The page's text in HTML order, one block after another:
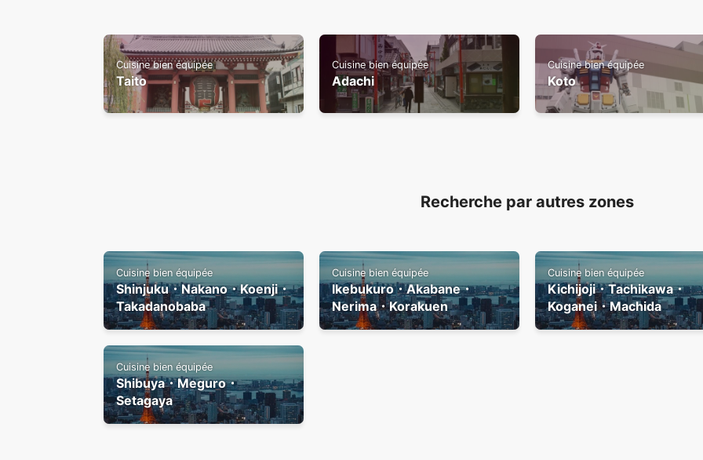
Cuisine bien équipée
Taito
Cuisine bien équipée
Adachi
Cuisine bien équipée
Koto
Recherche par autres zones
Cuisine bien équipée
Shinjuku・Nakano・Koenji・
Takadanobaba
Cuisine bien équipée
Ikebukuro・Akabane・
Nerima・Korakuen
Cuisine bien équipée
Kichijoji・Tachikawa・
Koganei・Machida
Cuisine bien équipée
Shibuya・Meguro・
Setagaya